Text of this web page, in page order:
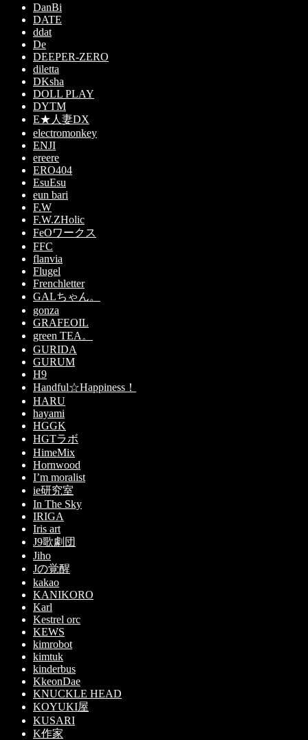
DanBi
DATE
ddat
De
DEEPER-ZERO
diletta
DKsha
DOLL PLAY
DYTM
E★人妻DX
electromonkey
ENJI
ereere
ERO404
EsuEsu
eun bari
F.W
F.W.ZHolic
FeOワークス
FFC
flanvia
Flugel
Frenchletter
GALちゃん。
gonza
GRAFEOIL
green TEA。
GURIDA
GURUM
H9
Handful☆Happiness！
HARU
hayami
HGGK
HGTラボ
HimeMix
Hornwood
I’m moralist
ie研究室
In The Sky
IRIGA
Iris art
J9歌劇団
Jiho
Jの覚醒
kakao
KANIKORO
Karl
Kestrel orc
KEWS
kimrobot
kimtuk
kinderbus
KkeonDae
KNUCKLE HEAD
KOYUKI屋
KUSARI
K作家